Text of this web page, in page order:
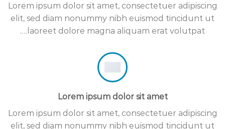
Lorem ipsum dolor sit amet, consectetuer adipiscing
elit, sed diam nonummy nibh euismod tincidunt ut
laoreet dolore magna aliquam erat volutpat….
Lorem ipsum dolor sit amet
Lorem ipsum dolor sit amet, consectetuer adipiscing
elit, sed diam nonummy nibh euismod tincidunt ut